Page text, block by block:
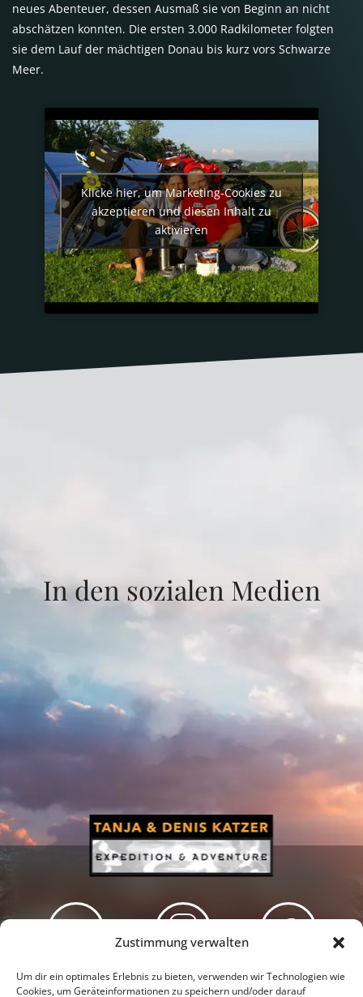
Zustimmung verwalten
Um dir ein optimales Erlebnis zu bieten, verwenden wir Technologien wie
Cookies, um Geräteinformationen zu speichern und/oder darauf
neues Abenteuer, dessen Ausmaß sie von Beginn an nicht
abschätzen konnten. Die ersten 3.000 Radkilometer folgten
sie dem Lauf der mächtigen Donau bis kurz vors Schwarze
Meer.
Klicke hier, um Marketing-Cookies zu
akzeptieren und diesen Inhalt zu
aktivieren
In den sozialen Medien
Newsletter Podcast Facebook